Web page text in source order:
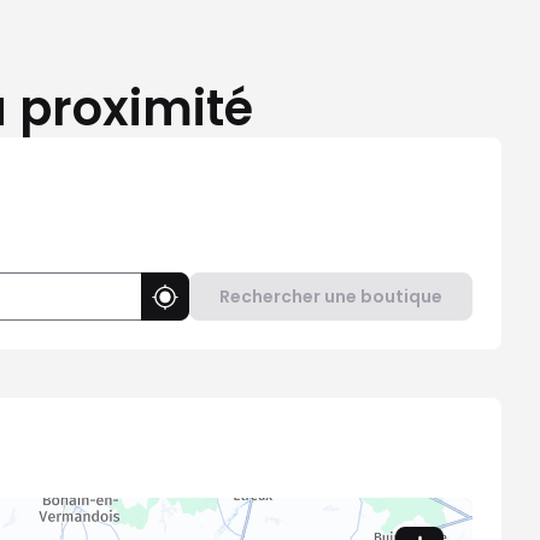
proximité
Utiliser ma position
Rechercher une boutique